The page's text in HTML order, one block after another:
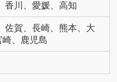
香川、愛媛、高知
佐賀、長崎、熊本、大
崎、鹿児島